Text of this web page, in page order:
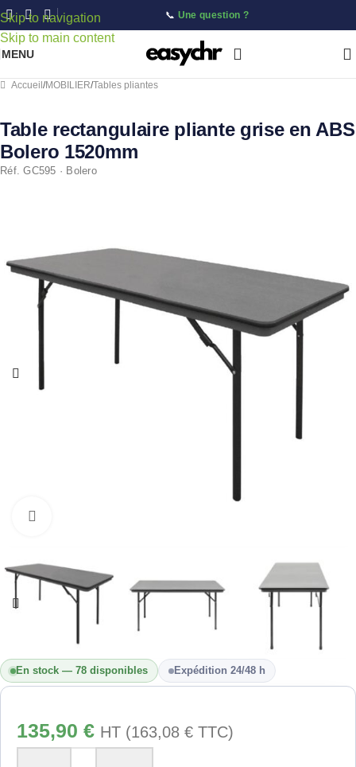
Skip to navigation
Skip to main content
📞 Une question ?
MENU
Accueil /MOBILIER/Tables pliantes
Table rectangulaire pliante grise en ABS
Bolero 1520mm
Réf. GC595 · Bolero
En stock — 78 disponibles Expédition 24/48 h
135,90 € HT (163,08 € TTC)